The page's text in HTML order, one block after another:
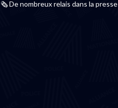
🗞️ De nombreux relais dans la